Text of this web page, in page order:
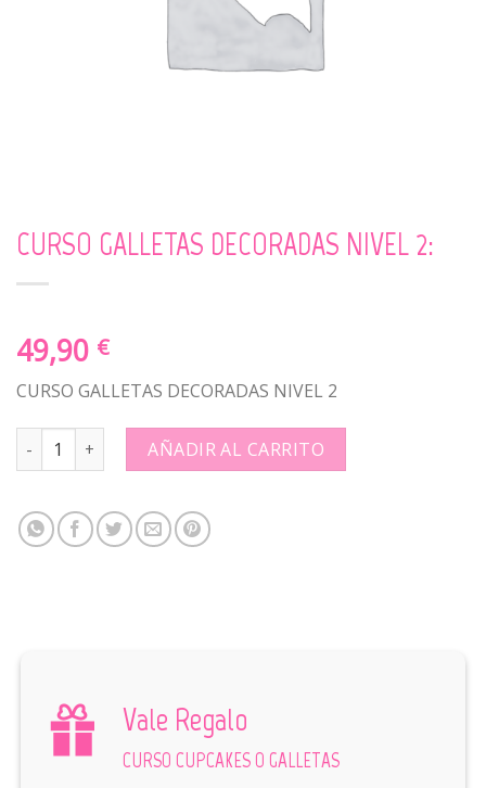
CURSO GALLETAS DECORADAS NIVEL 2:
49,90 €
CURSO GALLETAS DECORADAS NIVEL 2
CURSO GALLETAS DECORADAS NIVEL 2: quantity
AÑADIR AL CARRITO
Vale Regalo
CURSO CUPCAKES O GALLETAS